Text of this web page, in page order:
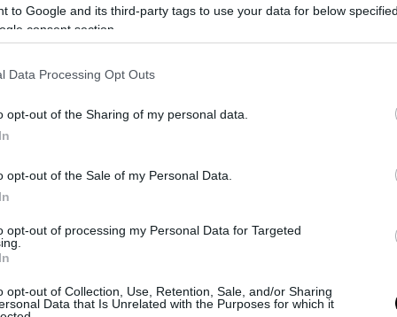
to Google and its third-party tags to use your data for below
consent section.
Data Processing Opt Outs
opt-out of the Sharing of my personal data.
opt-out of the Sale of my Personal Data.
opt-out of processing my Personal Data for Targeted
opt-out of Collection, Use, Retention, Sale, and/or Sharing
Data that Is Unrelated with the Purposes for which it
e strutture di design
ambienti curati nei minimi dettagli e una personalità forte:
i boutique hotel di Rimini una scelta privilegiata per chi
queste strutture, ogni camera racconta una storia diversa, con
palette cromatiche ricercate e servizi pensati per offrire un
pulsante della città al lungomare più tranquillo, i boutique
e innovazione, regalando un’esperienza autentica e
grandi catene.
dove soggiornare a Rimini
turistica.Marina Centro è la zona più centrale e servita, ideale